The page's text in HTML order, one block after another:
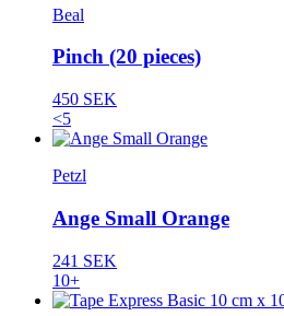
Beal
Pinch (20 pieces)
450 SEK
<5
Petzl
Ange Small Orange
241 SEK
10+